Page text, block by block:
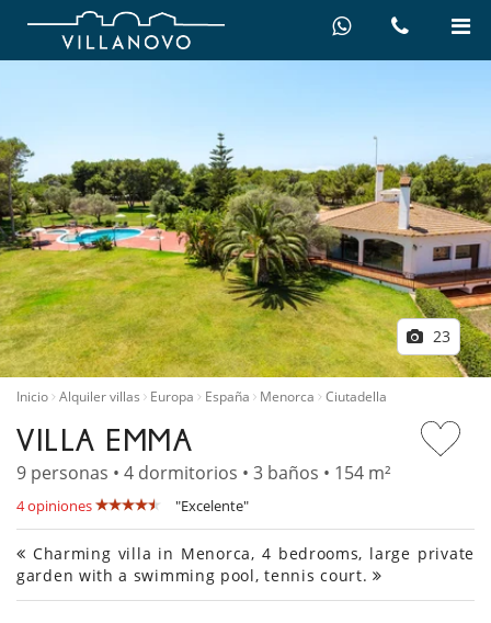
23
Inicio Alquiler villas Europa España Menorca Ciutadella
VILLA EMMA
9 personas • 4 dormitorios • 3 baños • 154 m²
4 opiniones "Excelente"
Charming villa in Menorca, 4 bedrooms, large private
garden with a swimming pool, tennis court.